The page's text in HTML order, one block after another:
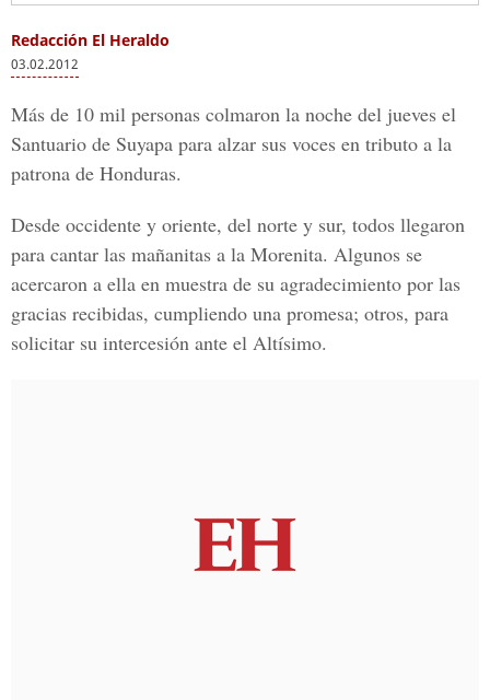
Redacción El Heraldo
03.02.2012
Más de 10 mil personas colmaron la noche del jueves el
Santuario de Suyapa para alzar sus voces en tributo a la
patrona de Honduras.
Desde occidente y oriente, del norte y sur, todos llegaron
para cantar las mañanitas a la Morenita. Algunos se
acercaron a ella en muestra de su agradecimiento por las
gracias recibidas, cumpliendo una promesa; otros, para
solicitar su intercesión ante el Altísimo.